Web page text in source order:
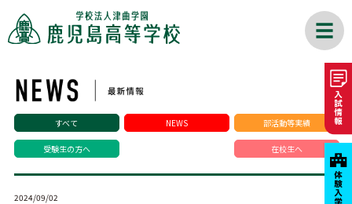
すべて NEWS 部活動等実績
受験生の方へ 在校生へ
2024/09/02